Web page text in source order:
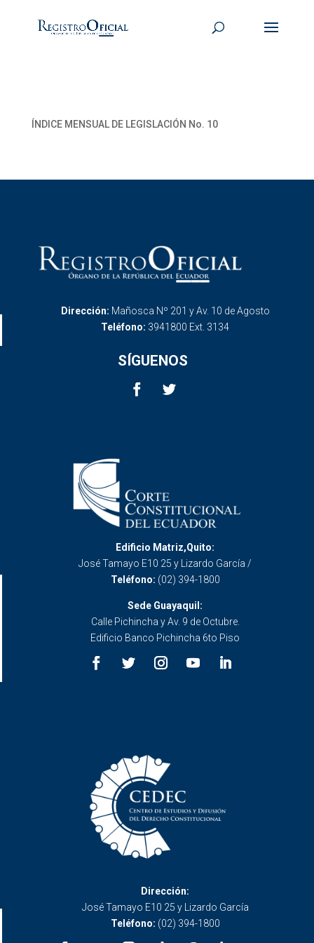
ÍNDICE MENSUAL DE LEGISLACIÓN No. 10
Dirección: Mañosca Nº 201 y Av. 10 de Agosto
Teléfono: 3941800 Ext. 3134
SÍGUENOS
Edificio Matriz,Quito:
José Tamayo E10 25 y Lizardo García /
Teléfono: (02) 394-1800
Sede Guayaquil:
Calle Pichincha y Av. 9 de Octubre.
Edificio Banco Pichincha 6to Piso
Dirección:
José Tamayo E10 25 y Lizardo García
Teléfono: (02) 394-1800